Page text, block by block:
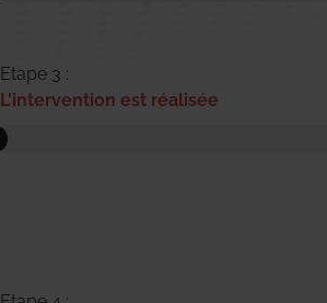
Etape 3 :
L'intervention est réalisée